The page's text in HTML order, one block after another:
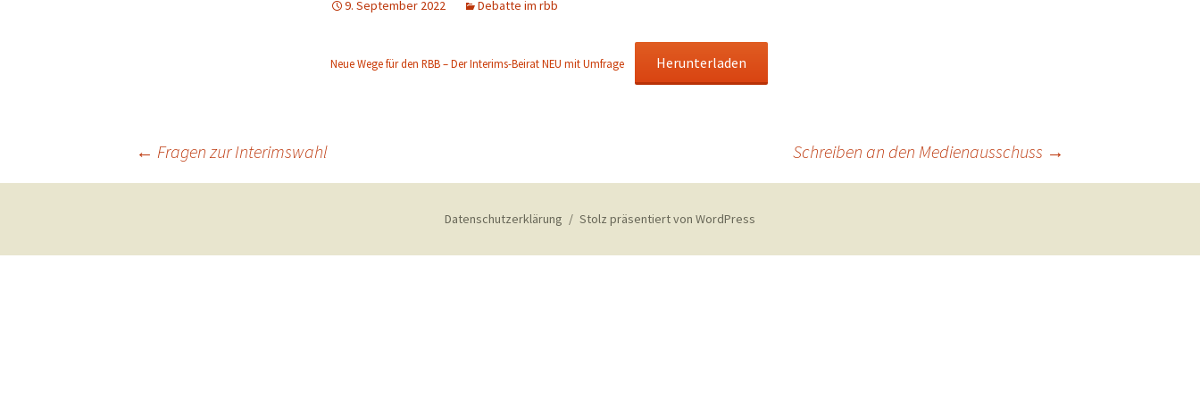
9. September 2022 Debatte im rbb
Neue Wege für den RBB – Der Interims-Beirat NEU mit Umfrage Herunterladen
Beitragsnavigation
← Fragen zur Interimswahl Schreiben an den Medienausschuss →
Datenschutzerklärung Stolz präsentiert von WordPress